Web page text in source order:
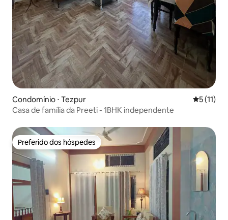
Condomínio ⋅ Tezpur 5 de uma
5 (11)
Casa de família da Preeti - 1BHK independente
Preferido dos hóspedes
Preferido dos hóspedes